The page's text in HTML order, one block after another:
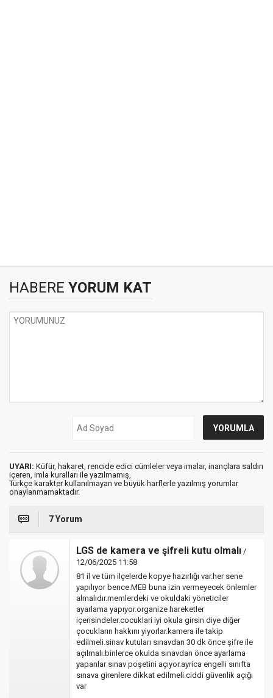
HABERE YORUM KAT
UYARI: Küfür, hakaret, rencide edici cümleler veya imalar, inançlara saldırı
içeren, imla kuralları ile yazılmamış,
Türkçe karakter kullanılmayan ve büyük harflerle yazılmış yorumlar
onaylanmamaktadır.
7 Yorum
LGS de kamera ve şifreli kutu olmalı /
12/06/2025 11:58
81 il ve tüm ilçelerde kopye hazırlığı var.her sene
yapılıyor bence.MEB buna izin vermeyecek önlemler
almalıdır.memlerdeki ve okuldaki yöneticiler
ayarlama yapıyor.organize hareketler
içerisindeler.cocuklari iyi okula girsin diye diğer
çocukların hakkını yiyorlar.kamera ile takip
edilmeli.sinav kutuları sınavdan 30 dk önce şifre ile
açılmalı.binlerce okulda sınavdan önce ayarlama
yapanlar sınav poşetini açıyor.ayrica engelli sınıfta
sınava girenlere dikkat edilmeli.ciddi güvenlik açığı
var